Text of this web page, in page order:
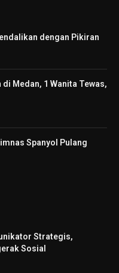
dengan Pikiran
Medan, 1 Wanita Tewas,
Spanyol Pulang
Strategis,
Sosial